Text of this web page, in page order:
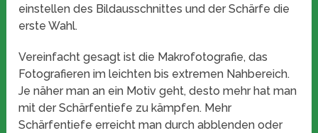
einstellen des Bildausschnittes und der Schärfe die
erste Wahl.
Vereinfacht gesagt ist die Makrofotografie, das
Fotografieren im leichten bis extremen Nahbereich.
Je näher man an ein Motiv geht, desto mehr hat man
mit der Schärfentiefe zu kämpfen. Mehr
Schärfentiefe erreicht man durch abblenden oder